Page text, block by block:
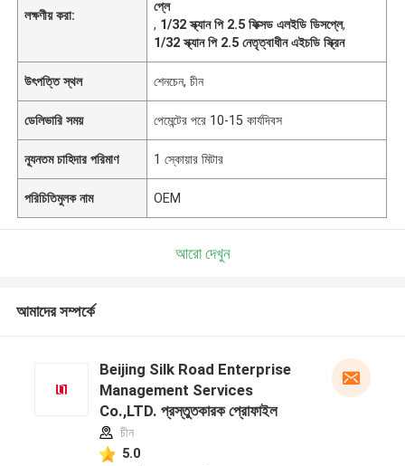
লক্ষণীয় করা:
প্লে
, 1/32 স্ক্যান পি 2.5 ফিক্সড এলইডি ডিসপ্লে,
1/32 স্ক্যান পি 2.5 নেতৃত্বাধীন এইচডি স্ক্রিন
উৎপত্তি স্থল শেনচেন, চীন
ডেলিভারি সময় পেমেন্টের পরে 10-15 কার্যদিবস
ন্যূনতম চাহিদার পরিমাণ 1 স্কোয়ার মিটার
পরিচিতিমুলক নাম OEM
আরো দেখুন
আমাদের সম্পর্কে
Beijing Silk Road Enterprise
Management Services
Co.,LTD. প্রস্তুতকারক প্রোফাইল
চীন
5.0